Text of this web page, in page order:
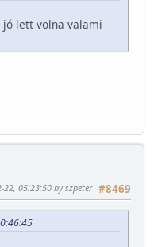
lett volna valami
#8469
22, 05:23:50 by szpeter